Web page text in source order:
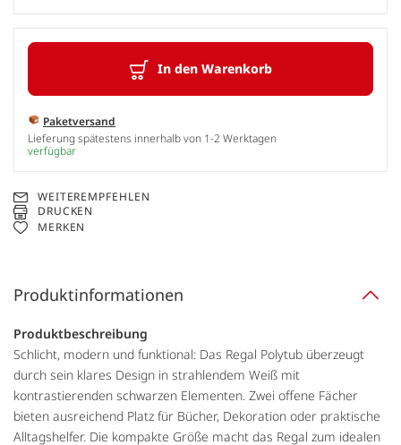
In den Warenkorb
Paketversand
Lieferung spätestens innerhalb von 1-2 Werktagen
verfügbar
WEITEREMPFEHLEN
DRUCKEN
MERKEN
Produktinformationen
Produktbeschreibung
Schlicht, modern und funktional: Das Regal Polytub überzeugt
durch sein klares Design in strahlendem Weiß mit
kontrastierenden schwarzen Elementen. Zwei offene Fächer
bieten ausreichend Platz für Bücher, Dekoration oder praktische
Alltagshelfer. Die kompakte Größe macht das Regal zum idealen